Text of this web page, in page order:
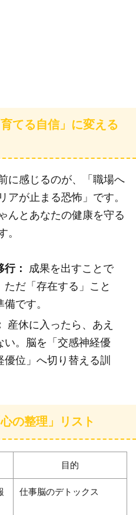
てる自信」に変える
に感じるのが、「職場へ
アが止まる恐怖」です。
んとあなたの健康を守る
。
：
成果を出すことで
だ「存在する」こと
です。
産休に入ったら、あえ
い。脳を「交感神経優
位」へ切り替える訓
の整理」リスト
目的
仕事脳のデトックス